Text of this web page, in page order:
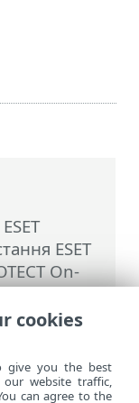
ESET
ESET
On-
>
> Дії
нього
cookies
give you the best
our website traffic,
can agree to the